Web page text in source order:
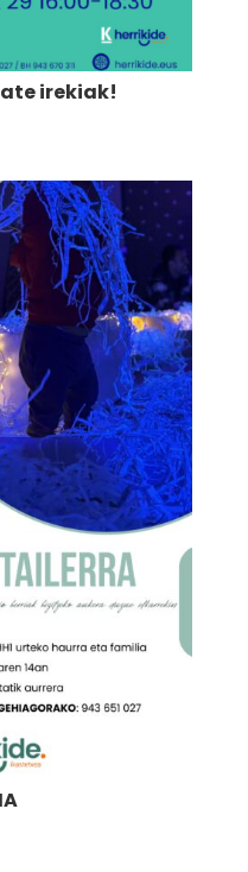
irekiak!